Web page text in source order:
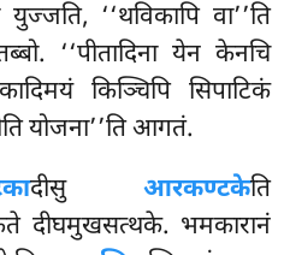
‘‘थविकापि वा’’ति
‘‘पीतादिना येन केनचि
किञ्चिपि सिपाटिकं
योजना’’ति आगतं.
दीसु आरकण्टकेति
दीघमुखसत्थके. भमकारानं